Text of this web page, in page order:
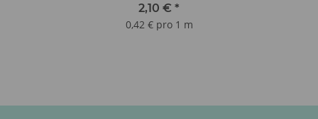
2,10 € *
0,42 € pro 1 m